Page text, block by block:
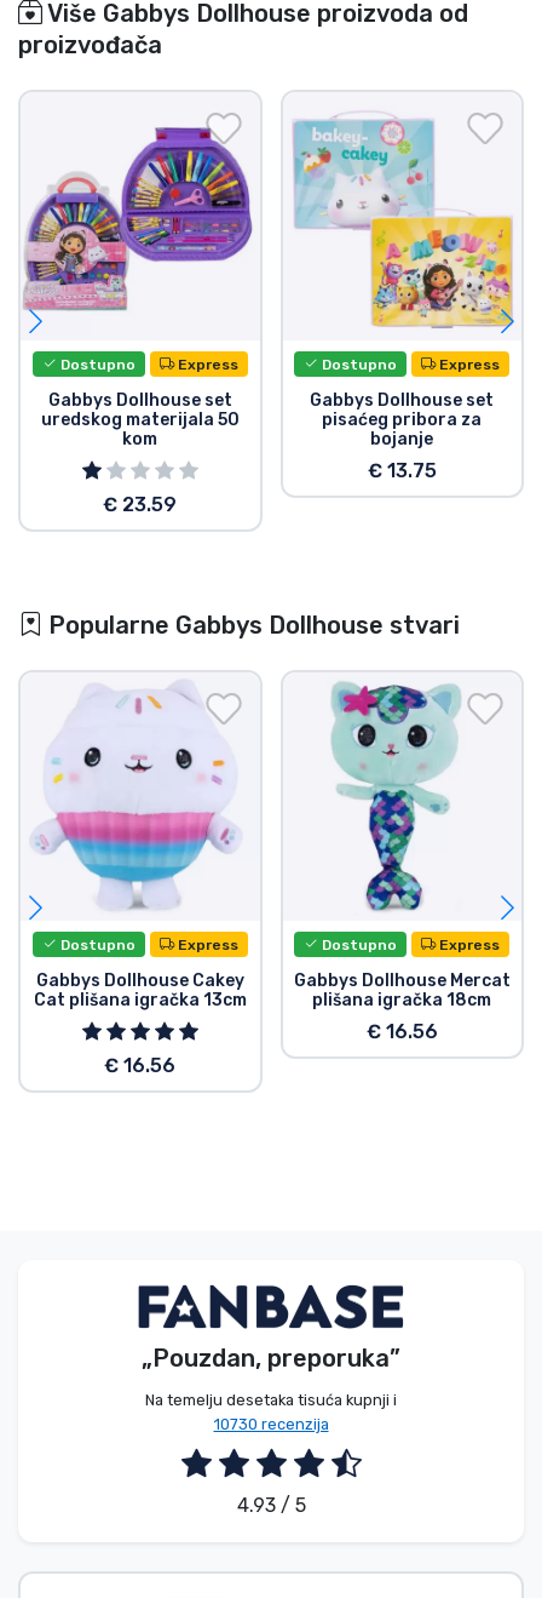
Više Gabbys Dollhouse proizvoda od
proizvođača
Dostupno Express
Gabbys Dollhouse set
uredskog materijala 50
kom
€ 23.59
Dostupno Express
Gabbys Dollhouse set
pisaćeg pribora za
bojanje
€ 13.75
Popularne Gabbys Dollhouse stvari
Dostupno Express
Gabbys Dollhouse Cakey
Cat plišana igračka 13cm
€ 16.56
Dostupno Express
Gabbys Dollhouse Mercat
plišana igračka 18cm
€ 16.56
„Pouzdan, preporuka”
Na temelju desetaka tisuća kupnji i
10730 recenzija
4.93 / 5